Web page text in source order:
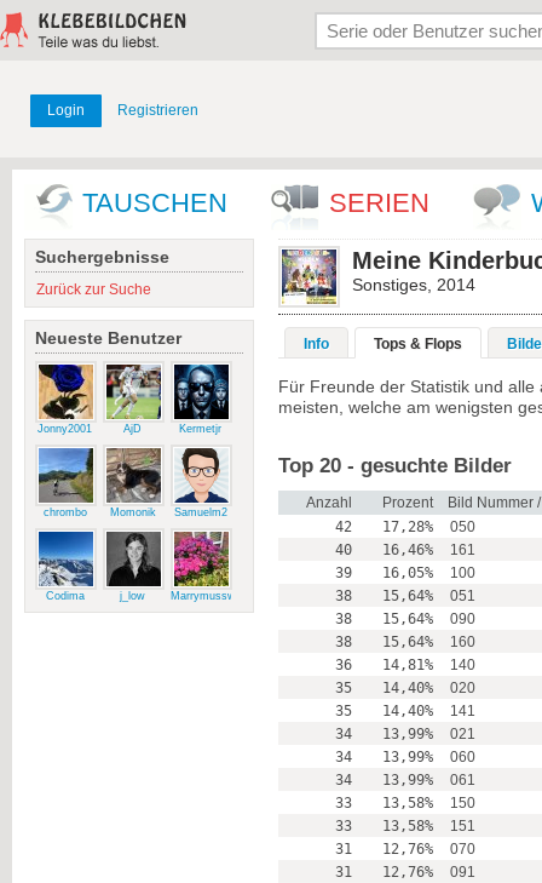
Login Registrieren
TAUSCHEN SERIEN
Suchergebnisse
Zurück zur Suche
Neueste Benutzer
Jonny2001 AjD Kermetjr
chrombo Momonik Samuelm2
Codima j_low Marrymussweg
Meine
Sonstiges, 2014
Info Tops & Flops
Für Freunde der Statistik und
meisten, welche am wenigsten
Top 20 - gesuchte Bilder
Anzahl Prozent
Bild Nummer
42
17,28%
050
40
16,46%
161
39
16,05%
100
38
15,64%
051
38
15,64%
090
38
15,64%
160
36
14,81%
140
35
14,40%
020
35
14,40%
141
34
13,99%
021
34
13,99%
060
34
13,99%
061
33
13,58%
150
33
13,58%
151
31
12,76%
070
31
12,76%
091